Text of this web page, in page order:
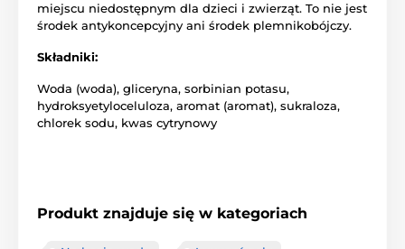
miejscu niedostępnym dla dzieci i zwierząt. To nie jest
środek antykoncepcyjny ani środek plemnikobójczy.
Składniki:
Woda (woda), gliceryna, sorbinian potasu,
hydroksyetyloceluloza, aromat (aromat), sukraloza,
chlorek sodu, kwas cytrynowy
Produkt znajduje się w kategoriach